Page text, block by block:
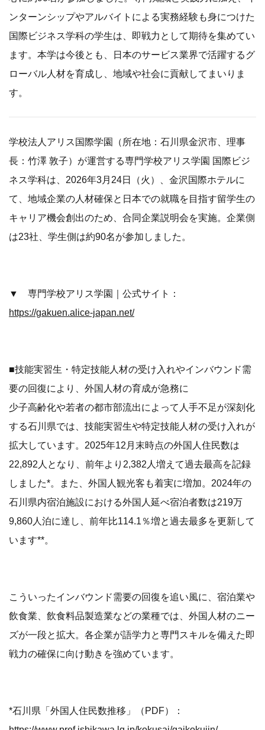
ンターンシップやアルバイトによる実務経験も身につけた
国際ビジネス学科の学生は、即戦力として期待を集めてい
ます。本学は今後とも、日本のサービス業界で活躍するグ
ローバル人材を育成し、地域や社会に貢献してまいりま
す。
学校法人アリス国際学園（所在地：石川県金沢市、理事
長：竹澤 敦子）が運営する専門学校アリス学園 国際ビジ
ネス学科は、2026年3月24日（火）、金沢国際ホテルに
て、地域企業の人材確保と日本での就職を目指す留学生の
キャリア機会創出のため、合同企業説明会を実施。企業側
は23社、学生側は約90名が参加しました。
▼ 専門学校アリス学園｜公式サイト：
https://gakuen.alice-japan.net/
■技能実習生・特定技能人材の受け入れやインバウンド需
要の回復により、外国人材の育成が急務に
少子高齢化や若者の都市部流出によって人手不足が深刻化
する石川県では、技能実習生や特定技能人材の受け入れが
拡大しています。2025年12月末時点の外国人住民数は
22,892人となり、前年より2,382人増えて過去最高を記録
しました*。また、外国人観光客も着実に増加。2024年の
石川県内宿泊施設における外国人延べ宿泊者数は219万
9,860人泊に達し、前年比114.1％増と過去最多を更新して
います**。
こういったインバウンド需要の回復を追い風に、宿泊業や
飲食業、飲食料品製造業などの業種では、外国人材のニー
ズが一段と拡大。各企業が語学力と専門スキルを備えた即
戦力の確保に向け動きを強めています。
*石川県「外国人住民数推移」（PDF）：